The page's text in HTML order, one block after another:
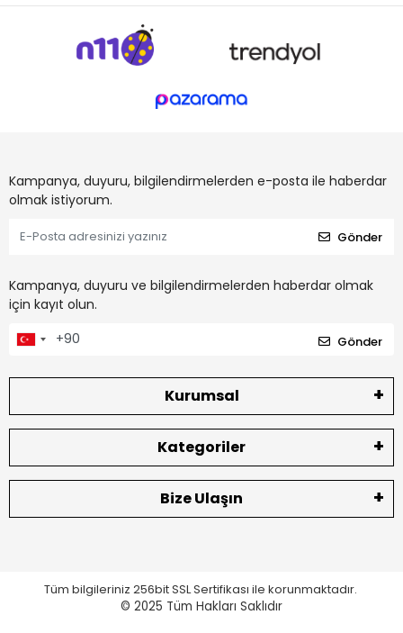
Kampanya, duyuru, bilgilendirmelerden e-posta ile haberdar
olmak istiyorum.
Gönder
Kampanya, duyuru ve bilgilendirmelerden haberdar olmak
için kayıt olun.
Gönder
Kurumsal
Kategoriler
Bize Ulaşın
Tüm bilgileriniz 256bit SSL Sertifikası ile korunmaktadır.
© 2025 Tüm Hakları Saklıdır